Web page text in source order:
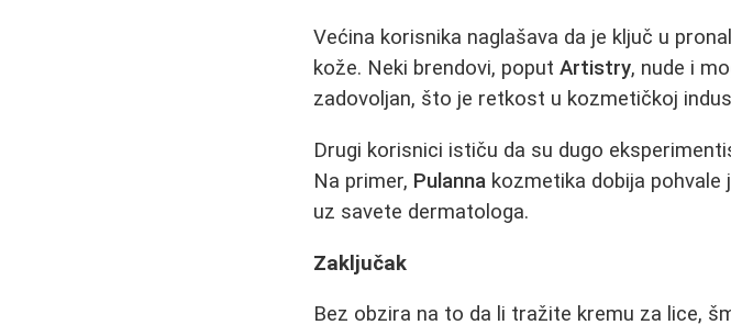
Većina korisnika naglašava da je ključ u
kože. Neki brendovi, poputArtistry, nude i
zadovoljan, što je retkost u kozmetičkoj
Drugi korisnici ističu da su dugo
Na primer, Pulanna kozmetika dobija
uz savete dermatologa.
Zaključak
Bez obzira na to da li tražite kremu za lice,